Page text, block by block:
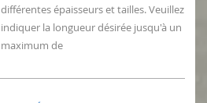
différentes épaisseurs et tailles. Veuillez
indiquer la longueur désirée jusqu'à un
maximum de